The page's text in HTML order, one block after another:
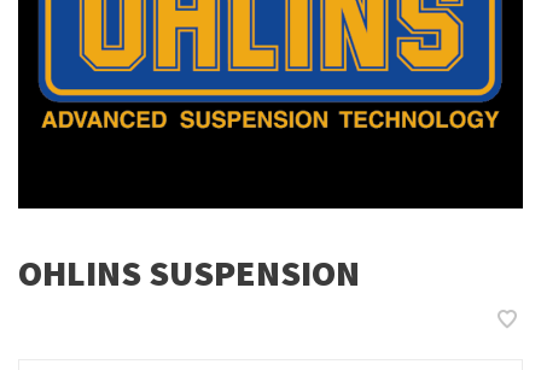
OHLINS SUSPENSION